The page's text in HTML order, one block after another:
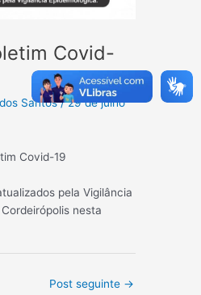
Covid-
Santos/29 de julho
Covid-19
pela Vigilância
nesta
Post seguinte →